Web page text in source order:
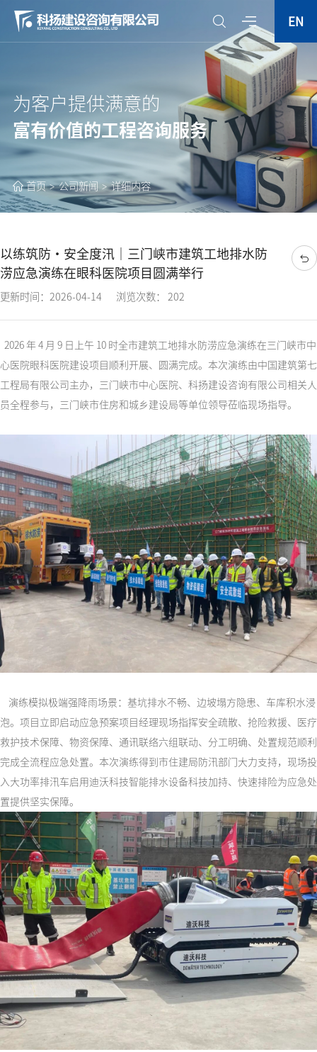
EN
为客户提供满意的
富有价值的工程咨询服务
首页 公司新闻 详细内容
以练筑防・安全度汛｜三门峡市建筑工地排水防
涝应急演练在眼科医院项目圆满举行
更新时间：2026-04-14 浏览次数： 202
2026 年 4 月 9 日上午 10 时全市建筑工地排水防涝应急演练在三门峡市中
心医院眼科医院建设项目顺利开展、圆满完成。本次演练由中国建筑第七
工程局有限公司主办，三门峡市中心医院、科扬建设咨询有限公司相关人
员全程参与，三门峡市住房和城乡建设局等单位领导莅临现场指导。
演练模拟极端强降雨场景：基坑排水不畅、边坡塌方隐患、车库积水浸
泡。项目立即启动应急预案项目经理现场指挥安全疏散、抢险救援、医疗
救护技术保障、物资保障、通讯联络六组联动、分工明确、处置规范顺利
完成全流程应急处置。本次演练得到市住建局防汛部门大力支持，现场投
入大功率排汛车启用迪沃科技智能排水设备科技加持、快速排险为应急处
置提供坚实保障。